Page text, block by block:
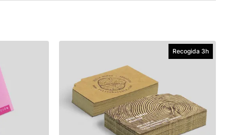
FSC.
clientes.
Recogida 3h